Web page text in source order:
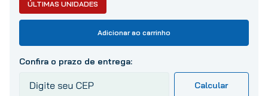
ÚLTIMAS UNIDADES
Adicionar ao carrinho